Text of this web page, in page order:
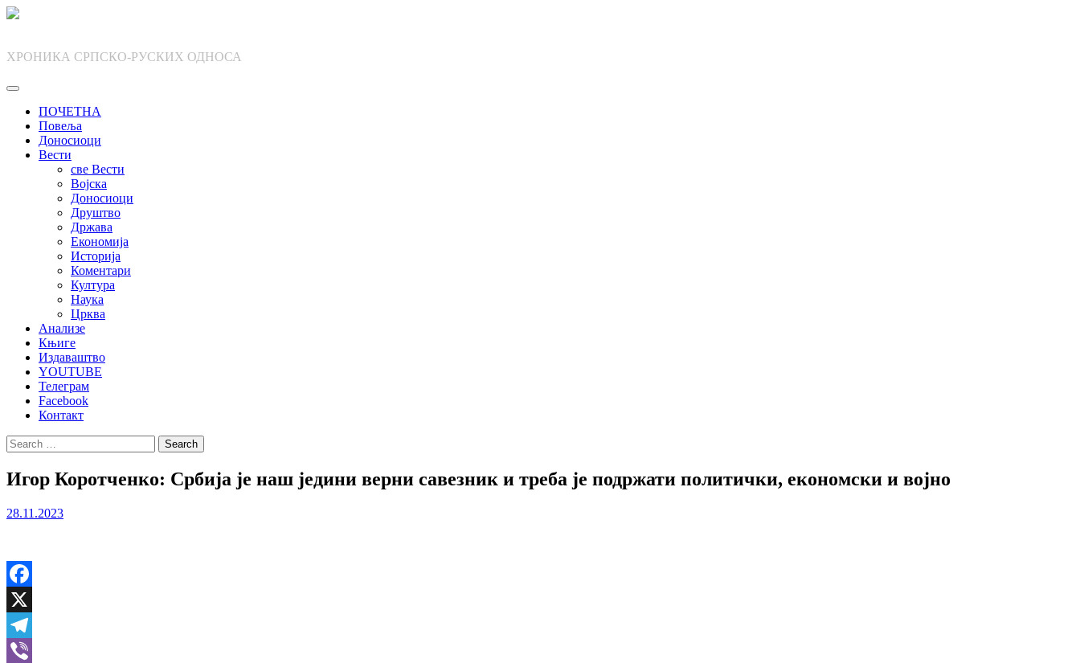
Skip
ХРОНИКА СРПСКО-РУСКИХ ОДНОСА
ПОЧЕТНА
Повеља
Доносиоци
Вести
све Вести
Војска
Доносиоци
Друштво
Држава
Економија
Историја
Коментари
Култура
Наука
Црква
Анализе
Књиге
Издаваштво
YOUTUBE
Телеграм
Facebook
Контакт
Search
for:
Игор Коротченко: Србија је наш једини верни савезник и треба је подржати политички, економски и војно
28.11.2023
Facebook
X
Telegram